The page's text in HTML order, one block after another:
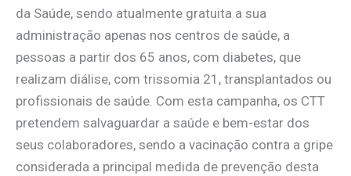
da Saúde, sendo atualmente gratuita a sua
administração apenas nos centros de saúde, a
pessoas a partir dos 65 anos, com diabetes, que
realizam diálise, com trissomia 21, transplantados ou
profissionais de saúde. Com esta campanha, os CTT
pretendem salvaguardar a saúde e bem-estar dos
seus colaboradores, sendo a vacinação contra a gripe
considerada a principal medida de prevenção desta